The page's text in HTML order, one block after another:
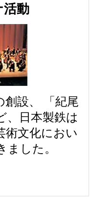
活動
創設、 「紀尾
、日本製鉄は
術文化におい
ました。